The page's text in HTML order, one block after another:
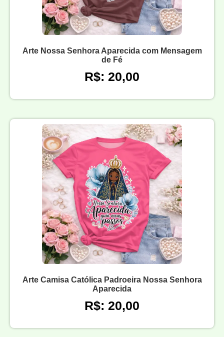
Arte Nossa Senhora Aparecida com Mensagem
de Fé
R$: 20,00
Arte Camisa Católica Padroeira Nossa Senhora
Aparecida
R$: 20,00